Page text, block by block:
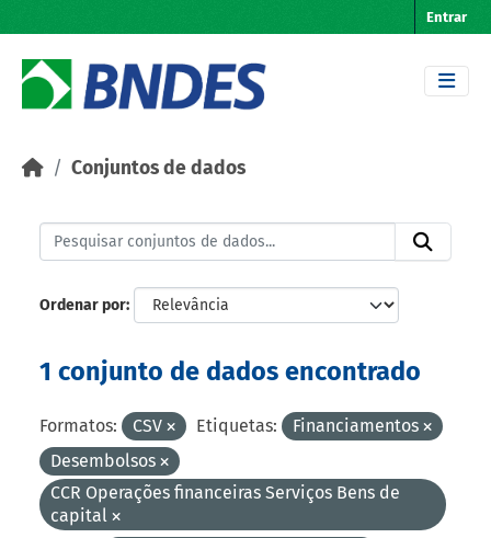
Entrar
Conjuntos de dados
Ordenar por
1 conjunto de dados encontrado
Formatos: CSV Etiquetas:
Financiamentos
Desembolsos
CCR Operações financeiras Serviços Bens de
capital